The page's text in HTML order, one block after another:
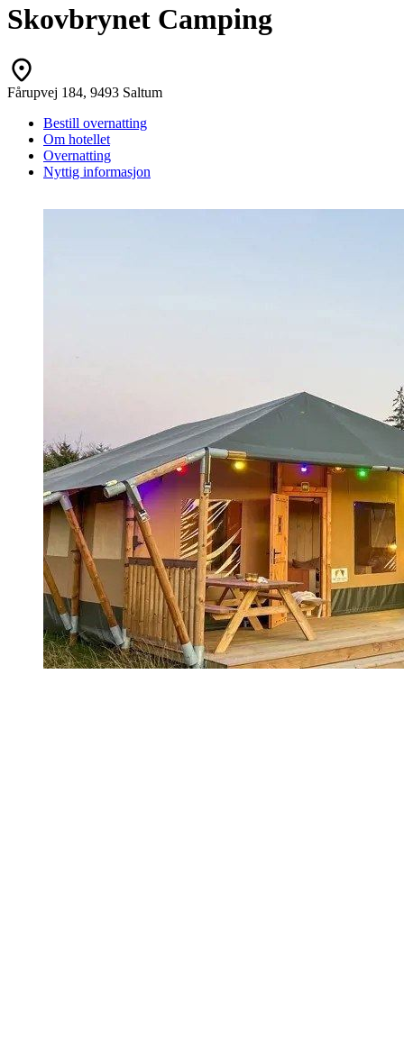
Skovbrynet Camping
Fårupvej 184, 9493 Saltum
Bestill overnatting
Om hotellet
Overnatting
Nyttig informasjon